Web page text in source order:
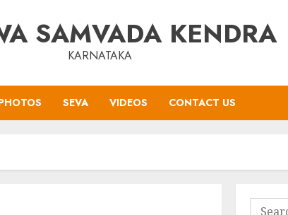
SAMVADA KENDRA
KARNATAKA
SEVA VIDEOS CONTACT US
Search